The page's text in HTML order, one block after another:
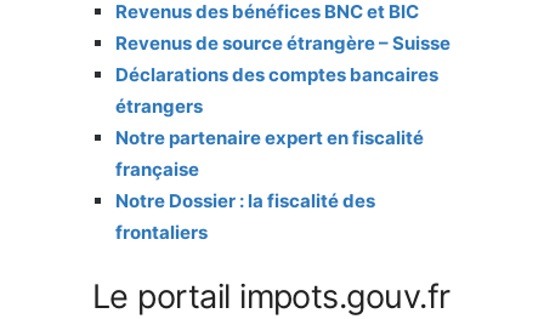
Revenus des bénéfices BNC et BIC
Revenus de source étrangère – Suisse
Déclarations des comptes bancaires
étrangers
Notre partenaire expert en fiscalité
française
Notre Dossier : la fiscalité des
frontaliers
Le portail impots.gouv.fr